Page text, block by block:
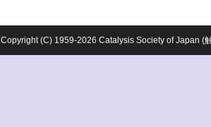
Copyright (C) 1959-2026 Catalysis Society of Japan (